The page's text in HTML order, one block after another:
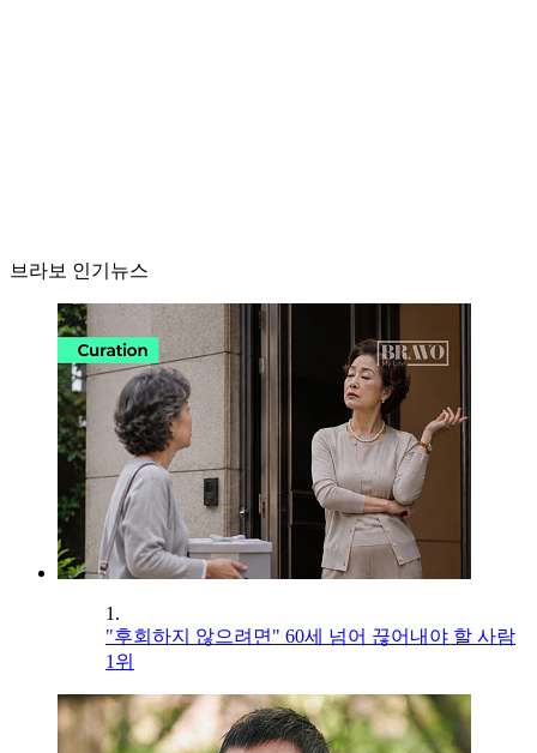
브라보 인기뉴스
1.
"후회하지 않으려면" 60세 넘어 끊어내야 할 사람
1위